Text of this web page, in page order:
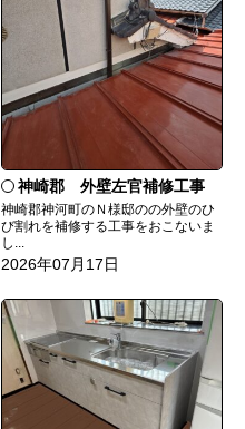
神崎郡 外壁左官補修工事
神崎郡神河町のＮ様邸のの外壁のひ
び割れを補修する工事をおこないま
し...
2026年07月17日